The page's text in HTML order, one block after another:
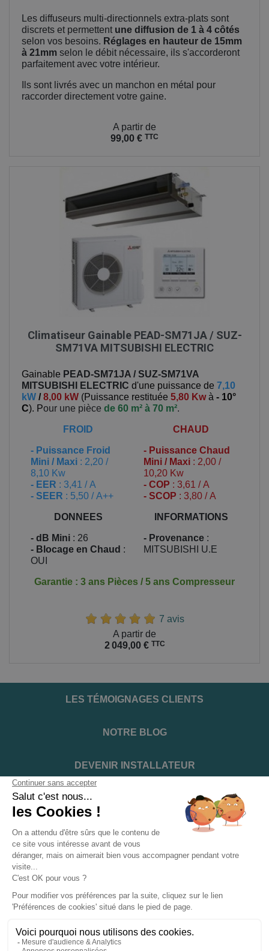
Les diffuseurs multi-directionnels extra-plats sont
discrets et permettent une diffusion de 1 à 4 côtés
selon vos besoins. Réglages en hauteur de 15mm
à 21mm selon le débit nécessaire, ils s'accorderont
parfaitement avec votre intérieur.
Ils sont livrés avec un manchon en métal pour
raccorder directement votre gaine.
A partir de
99,00 € TTC
Climatiseur Gainable PEAD-SM71JA / SUZ-
SM71VA MITSUBISHI ELECTRIC
Gainable PEAD-SM71JA / SUZ-SM71VA
MITSUBISHI ELECTRIC d'une puissance de 7,10
kW /8,00 kW (Puissance restituée 5,80 Kwà - 10°
C). Pour une pièce de 60 m² à 70 m².
FROID
- Puissance Froid
Mini / Maxi : 2,20 /
8,10 Kw
- EER : 3,41 / A
- SEER : 5,50 / A++
CHAUD
- Puissance Chaud
Mini / Maxi : 2,00 /
10,20 Kw
- COP : 3,61 / A
- SCOP : 3,80 / A
DONNEES
- dB Mini : 26
- Blocage en Chaud :
OUI
INFORMATIONS
- Provenance :
MITSUBISHI U.E
Garantie : 3 ans Pièces / 5 ans Compresseur
7 avis
A partir de
2 049,00 € TTC
LES TÉMOIGNAGES CLIENTS
NOTRE BLOG
DEVENIR INSTALLATEUR
NOTRE SERVICE APRÈS VENTE
NOS PARTENAIRES OFFICIELS
INFORMATIONS ET CONDITIONS
Suivez-nous sur les réseaux sociaux